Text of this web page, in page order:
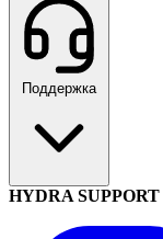
Поддержка
HYDRA SUPPORT